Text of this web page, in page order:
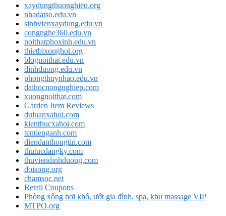
xaydungthuonghieu.org
nhadatso.edu.vn
sinhvienxaydung.edu.vn
congnghe360.edu.vn
noithatphoxinh.edu.vn
thietbixonghoi.org
blognoithat.edu.vn
dinhduong.edu.vn
phongthuynhao.edu.vn
daihocnongnghiep.com
xuongnoithat.com
Garden Item Reviews
duluanxahoi.com
kienthucxahoi.com
tentienganh.com
diendanthongtin.com
thutucdangky.com
thuviendinhduong.com
doisong.org
chamsoc.net
Retail Coupons
Phòng xông hơi khô, ướt gia đình, spa, khu massage VIP
MTPO.org